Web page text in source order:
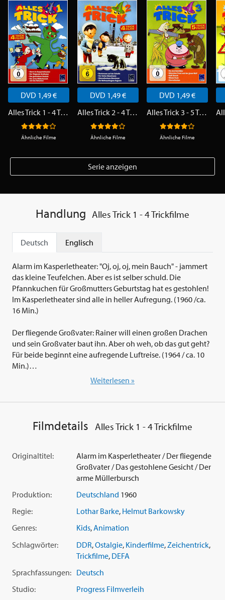
DVD 1,49 €
Alles Trick 1 - 4 Trickfilme
Ähnliche Filme
DVD 1,49 €
Alles Trick 2 - 4 Trickfilme
Ähnliche Filme
DVD 1,49 €
Alles Trick 3 - 5 Trickfilme
Ähnliche Filme
Serie anzeigen
Handlung Alles Trick 1 - 4 Trickfilme
Deutsch Englisch
Alarm im Kasperletheater: "Oj, oj, oj, mein Bauch" - jammert
das kleine Teufelchen. Aber es ist selber schuld. Die
Pfannkuchen für Großmutters Geburtstag hat es gestohlen!
Im Kasperletheater sind alle in heller Aufregung. (1960 /ca.
16 Min.)
Der fliegende Großvater: Rainer will einen großen Drachen
und sein Großvater baut ihn. Aber oh weh, ob das gut geht?
Für beide beginnt eine aufregende Luftreise. (1964 / ca. 10
Min.)
Hexenantlitz umher, während sich die Böse mit einem lieben
Kindergesicht schmückt. (1985 / ca. 33 Min.)
Der arme Müllerbursch und das Kätzchen: Wer das schönste
Pferd nach Hause bringt, soll die Mühle erben. Mit diesen
Worten schickt der alte Müller seine drei Gesellen in die Welt.
Älteren; als lustig, freundlich und arbeitsam der Jüngste.
(1971 / ca. 51 Min.)
Weiterlesen »
Filmdetails Alles Trick 1 - 4 Trickfilme
Originaltitel:
Alarm im Kasperletheater / Der fliegende
Großvater / Das gestohlene Gesicht / Der
arme Müllerbursch
Produktion:
Deutschland 1960
Regie:
Lothar Barke, Helmut Barkowsky
Genres:
Kids,Animation
Schlagwörter:
DDR,Ostalgie, Kinderfilme, Zeichentrick,
Trickfilme, DEFA
Sprachfassungen: Deutsch
Studio:
Progress Filmverleih